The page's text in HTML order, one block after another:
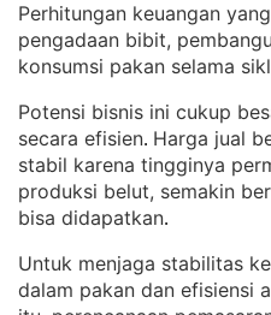
Perhitungan keuangan
pengadaan bibit,
konsumsi pakan selama
Potensi bisnis ini cukup
secara efisien. Harga jual
stabil karena tingginya
produksi belut, semakin
bisa didapatkan.
Untuk menjaga stabilitas
dalam pakan dan efisiensi